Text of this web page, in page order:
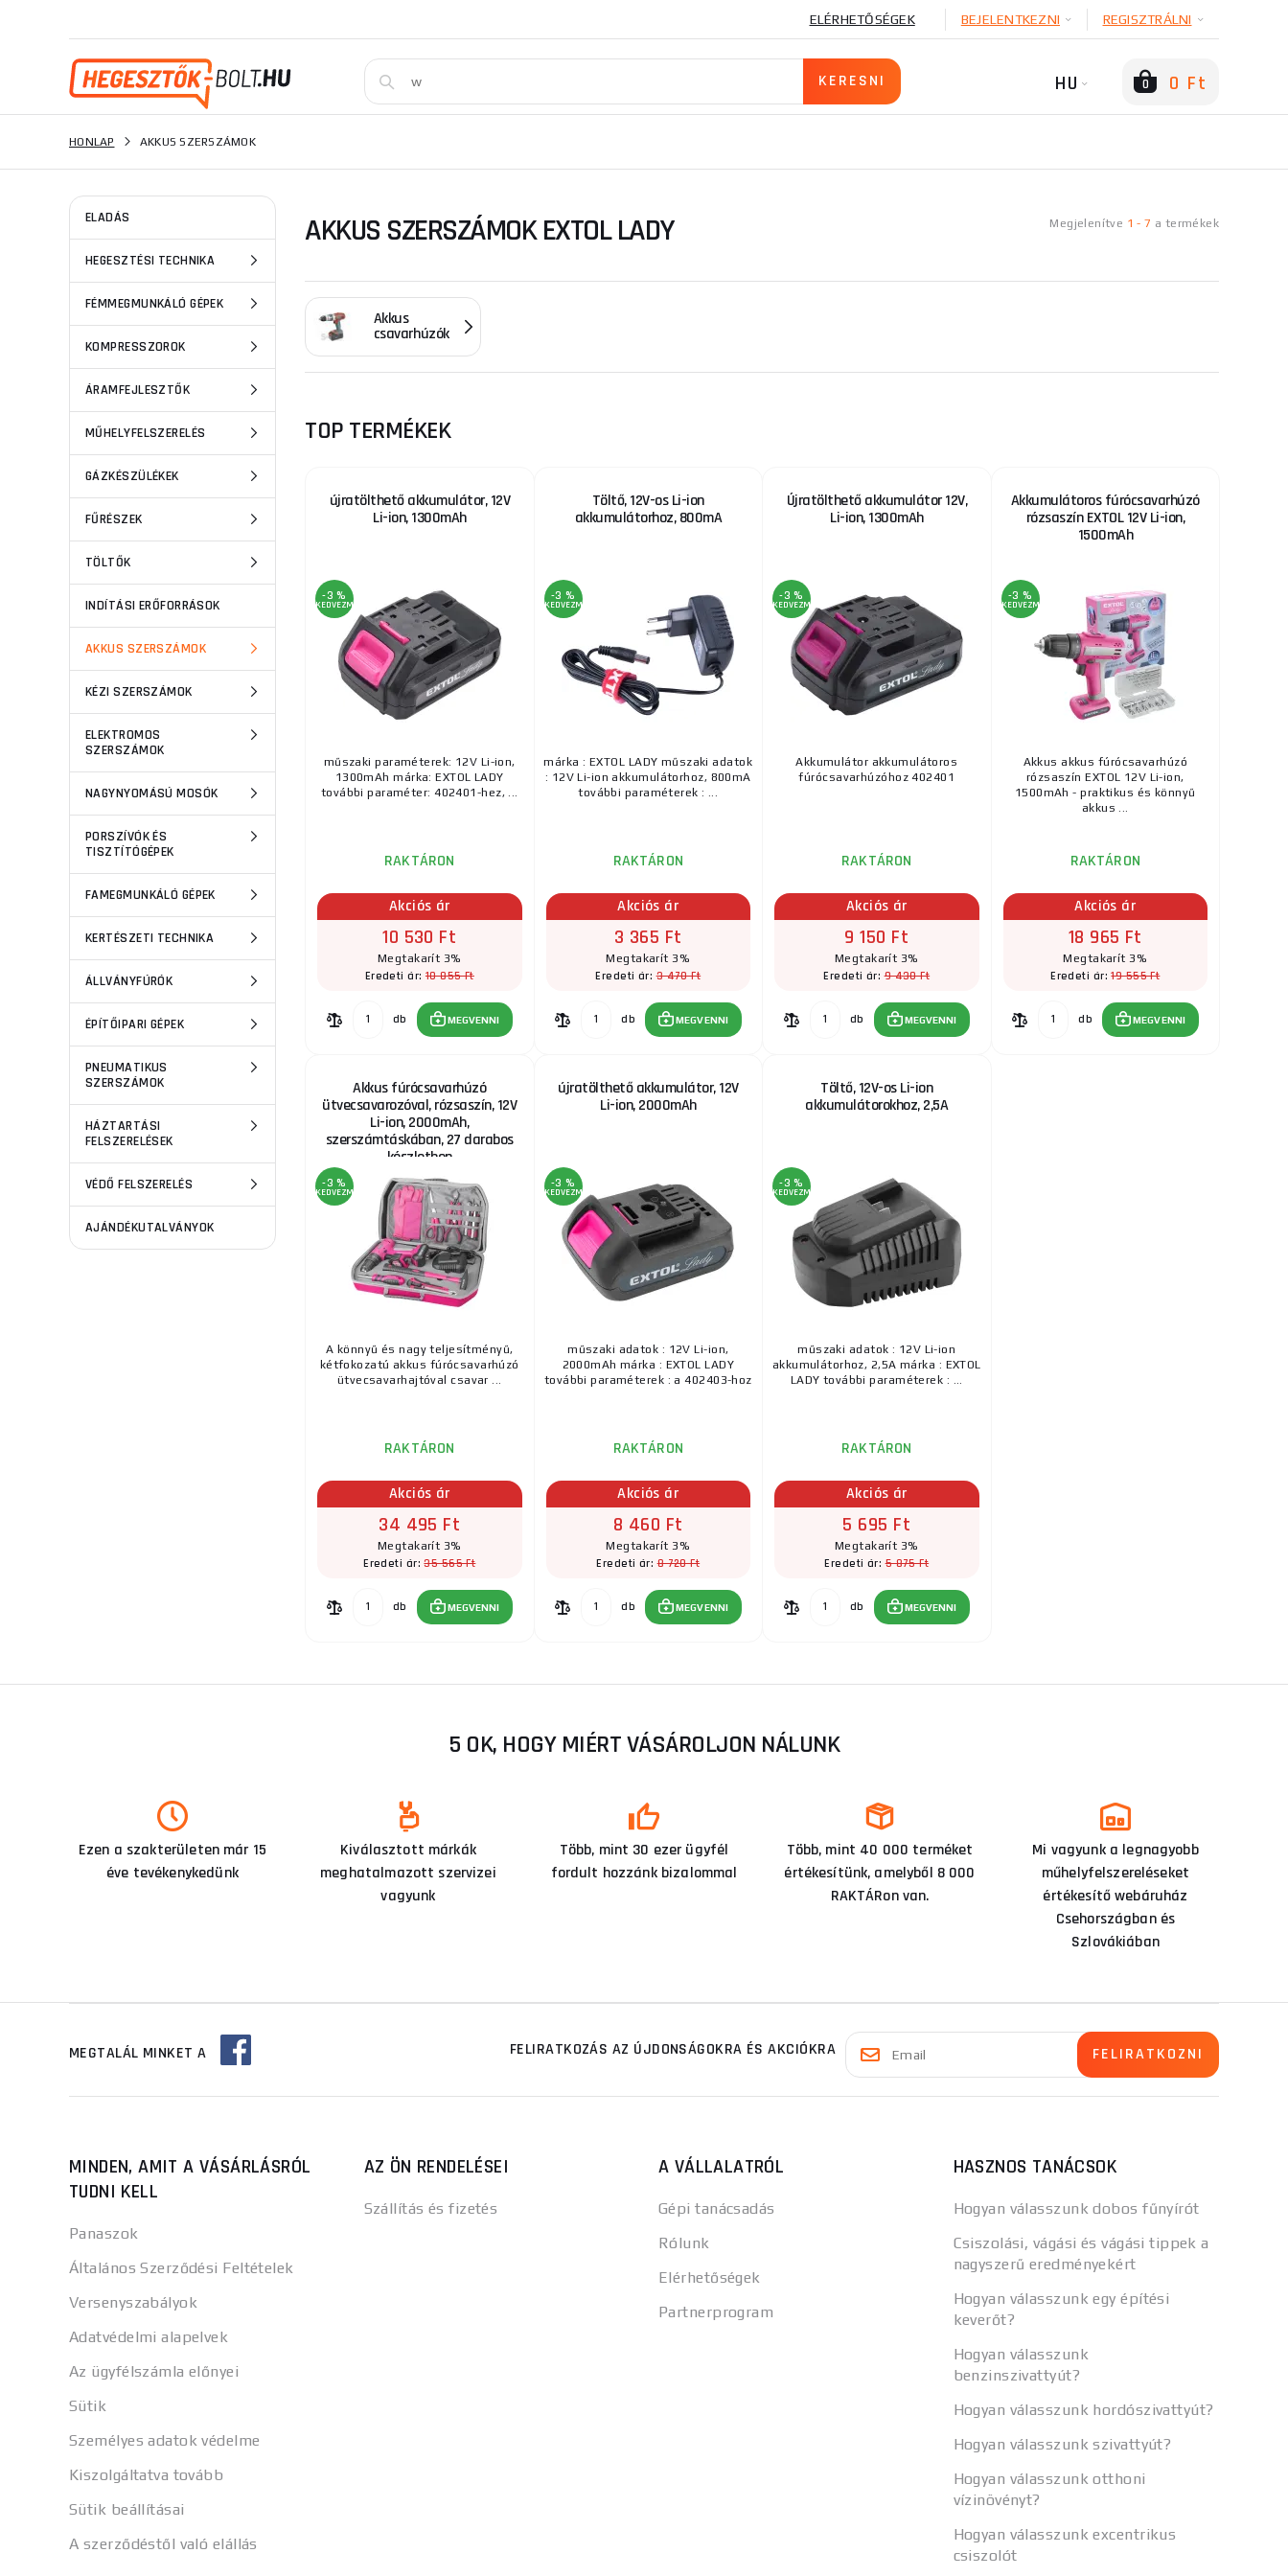
ELÉRHETŐSÉGEK BEJELENTKEZNI REGISZTRÁLNI
HU 0 0 Ft
ELADÁS
HEGESZTÉSI TECHNIKA
FÉMMEGMUNKÁLÓ GÉPEK
KOMPRESSZOROK
ÁRAMFEJLESZTŐK
MŰHELYFELSZERELÉS
GÁZKÉSZÜLÉKEK
FŰRÉSZEK
TÖLTŐK
INDÍTÁSI ERŐFORRÁSOK
AKKUS SZERSZÁMOK
KÉZI SZERSZÁMOK
ELEKTROMOS
SZERSZÁMOK
NAGYNYOMÁSÚ MOSÓK
PORSZÍVÓK ÉS
TISZTÍTÓGÉPEK
FAMEGMUNKÁLÓ GÉPEK
KERTÉSZETI TECHNIKA
ÁLLVÁNYFÚRÓK
ÉPÍTŐIPARI GÉPEK
PNEUMATIKUS
SZERSZÁMOK
HÁZTARTÁSI
FELSZERELÉSEK
VÉDŐ FELSZERELÉS
AJÁNDÉKUTALVÁNYOK
HONLAP AKKUS SZERSZÁMOK
Megjelenítve 1 -7 a termékek
AKKUS SZERSZÁMOK EXTOL LADY
Akkus
csavarhúzók
TOP TERMÉKEK
újratölthető akkumulátor, 12V
Li-ion, 1300mAh
-3 %
KEDVEZMÉNY
műszaki paraméterek: 12V Li-ion,
1300mAh márka: EXTOL LADY
további paraméter: 402401-hez, ...
RAKTÁRON
Akciós ár
10 530 Ft
Megtakarít 3%
Eredeti ár: 10 855 Ft
db MEGVENNI
Töltő, 12V-os Li-ion
akkumulátorhoz, 800mA
-3 %
KEDVEZMÉNY
márka : EXTOL LADY műszaki adatok
: 12V Li-ion akkumulátorhoz, 800mA
további paraméterek : ...
RAKTÁRON
Akciós ár
3 365 Ft
Megtakarít 3%
Eredeti ár:3 470 Ft
db MEGVENNI
Újratölthető akkumulátor 12V,
Li-ion, 1300mAh
-3 %
KEDVEZMÉNY
Akkumulátor akkumulátoros
fúrócsavarhúzóhoz 402401
RAKTÁRON
Akciós ár
9 150 Ft
Megtakarít 3%
Eredeti ár:9 430 Ft
db MEGVENNI
Akkumulátoros fúrócsavarhúzó
rózsaszín EXTOL 12V Li-ion,
1500mAh
-3 %
KEDVEZMÉNY
Akkus akkus fúrócsavarhúzó
rózsaszín EXTOL 12V Li-ion,
1500mAh - praktikus és könnyű
akkus ...
RAKTÁRON
Akciós ár
18 965 Ft
Megtakarít 3%
Eredeti ár:19 555 Ft
db MEGVENNI
Akkus fúrócsavarhúzó
ütvecsavarozóval, rózsaszín, 12V
Li-ion, 2000mAh,
szerszámtáskában, 27 darabos
készletben
-3 %
KEDVEZMÉNY
A könnyű és nagy teljesítményű,
kétfokozatú akkus fúrócsavarhúzó
ütvecsavarhajtóval csavar ...
RAKTÁRON
Akciós ár
34 495 Ft
Megtakarít 3%
Eredeti ár:35 565 Ft
db MEGVENNI
újratölthető akkumulátor, 12V
Li-ion, 2000mAh
-3 %
KEDVEZMÉNY
műszaki adatok : 12V Li-ion,
2000mAh márka : EXTOL LADY
további paraméterek : a 402403-hoz
RAKTÁRON
Akciós ár
8 460 Ft
Megtakarít 3%
Eredeti ár:8 720 Ft
db MEGVENNI
Töltő, 12V-os Li-ion
akkumulátorokhoz, 2,5A
-3 %
KEDVEZMÉNY
műszaki adatok : 12V Li-ion
akkumulátorhoz, 2,5A márka : EXTOL
LADY további paraméterek : ...
RAKTÁRON
Akciós ár
5 695 Ft
Megtakarít 3%
Eredeti ár:5 875 Ft
db MEGVENNI
5 OK, HOGY MIÉRT VÁSÁROLJON NÁLUNK
Ezen a szakterületen már 15
éve tevékenykedünk
Kiválasztott márkák
meghatalmazott szervizei
vagyunk
Több, mint 30 ezer ügyfél
fordult hozzánk bizalommal
Több, mint 40 000 terméket
értékesítünk, amelyből 8 000
RAKTÁRon van.
Mi vagyunk a legnagyobb
műhelyfelszereléseket
értékesítő webáruház
Csehországban és
Szlovákiában
MEGTALÁL MINKET A FELIRATKOZÁS AZ ÚJDONSÁGOKRA ÉS AKCIÓKRA
MINDEN, AMIT A VÁSÁRLÁSRÓL
TUDNI KELL
Panaszok
Általános Szerződési Feltételek
Versenyszabályok
Adatvédelmi alapelvek
Az ügyfélszámla előnyei
Sütik
Személyes adatok védelme
Kiszolgáltatva tovább
Sütik beállításai
A szerződéstől való elállás
AZ ÖN RENDELÉSEI
Szállítás és fizetés
A VÁLLALATRÓL
Gépi tanácsadás
Rólunk
Elérhetőségek
Partnerprogram
HASZNOS TANÁCSOK
Hogyan válasszunk dobos fűnyírót
Csiszolási, vágási és vágási tippek a
nagyszerű eredményekért
Hogyan válasszunk egy építési
keverőt?
Hogyan válasszunk
benzinszivattyút?
Hogyan válasszunk hordószivattyút?
Hogyan válasszunk szivattyút?
Hogyan válasszunk otthoni
vízinövényt?
Hogyan válasszunk excentrikus
csiszolót